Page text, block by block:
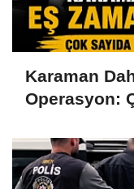
Karaman
Operasyon: